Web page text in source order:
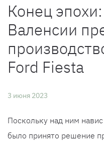
Конец
Валенсии
Ford Fiesta
3 июня 2023
Поскольку над ним
было принято решение